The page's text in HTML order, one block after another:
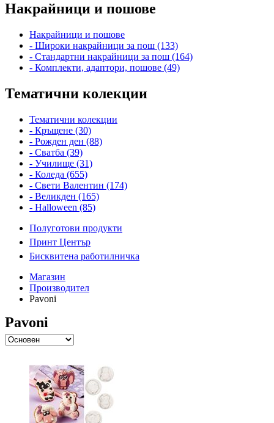
Накрайници и пошове
Накрайници и пошове
- Широки накрайници за пош (133)
- Стандартни накрайници за пош (164)
- Комплекти, адаптори, пошове (49)
Тематични колекции
Тематични колекции
- Кръщене (30)
- Рожден ден (88)
- Сватба (39)
- Училище (31)
- Коледа (655)
- Свети Валентин (174)
- Великден (165)
- Halloween (85)
Полуготови продукти
Принт Център
Бисквитена работилничка
Магазин
Производител
Pavoni
Pavoni